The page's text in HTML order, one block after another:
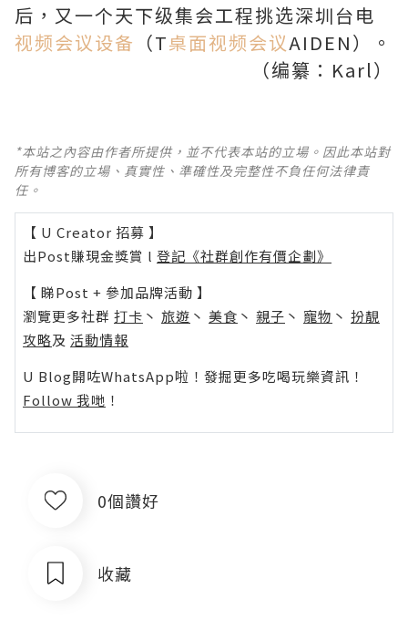
后，又一个天下级集会工程挑选深圳台电
视频会议设备 （T桌面视频会议AIDEN）。
（编纂：Karl）
*本站之內容由作者所提供，並不代表本站的立場。因此本站對
所有博客的立場、真實性、準確性及完整性不負任何法律責
任。
【 U Creator 招募 】
出Post賺現金獎賞 l 登記《社群創作有價企劃》
【 睇Post + 參加品牌活動 】
瀏覽更多社群 打卡 丶 旅遊 丶 美食 丶 親子 丶 寵物 丶 扮靚
攻略及 活動情報
U Blog開咗WhatsApp啦！發掘更多吃喝玩樂資訊！
Follow 我哋 ！
0個讚好
收藏